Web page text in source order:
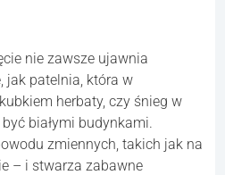
nie zawsze ujawnia
jak patelnia, która w
herbaty, czy śnieg w
białymi budynkami.
zmiennych, takich jak na
– i stwarza zabawne